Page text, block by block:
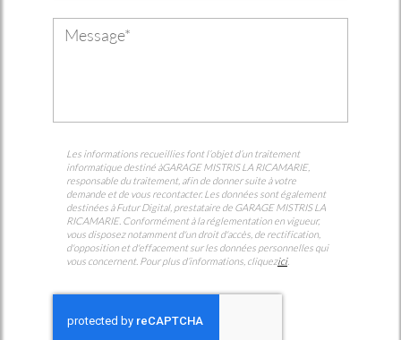
Les informations recueillies font l’objet d’un traitement
informatique destiné àGARAGE MISTRIS LA RICAMARIE,
responsable du traitement, afin de donner suite à votre
demande et de vous recontacter. Les données sont également
destinées à Futur Digital, prestataire de GARAGE MISTRIS LA
RICAMARIE. Conformément à la réglementation en vigueur,
vous disposez notamment d'un droit d'accès, de rectification,
d'opposition et d'effacement sur les données personnelles qui
vous concernent. Pour plus d’informations, cliquezici.